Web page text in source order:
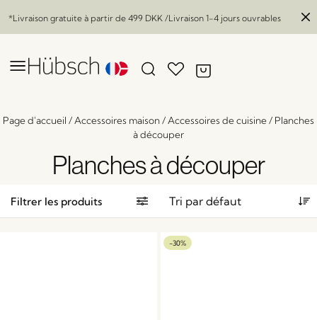
*Livraison gratuite à partir de 499 DKK /Livraison 1-4 jours ouvrables
Page d'accueil / Accessoires maison/ Accessoires de cuisine/ Planches
à découper
Planches à découper
Filtrer les produits
-30%